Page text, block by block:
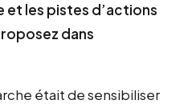
les pistes d’actions
dans
était de sensibiliser